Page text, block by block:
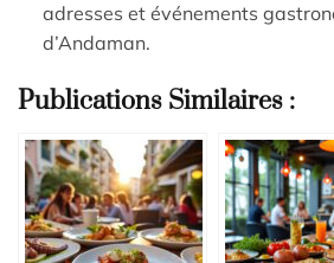
adresses et événements
d’Andaman.
Publications Similaires :